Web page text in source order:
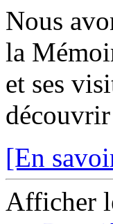
Nous
la
et ses
[En
Afficher